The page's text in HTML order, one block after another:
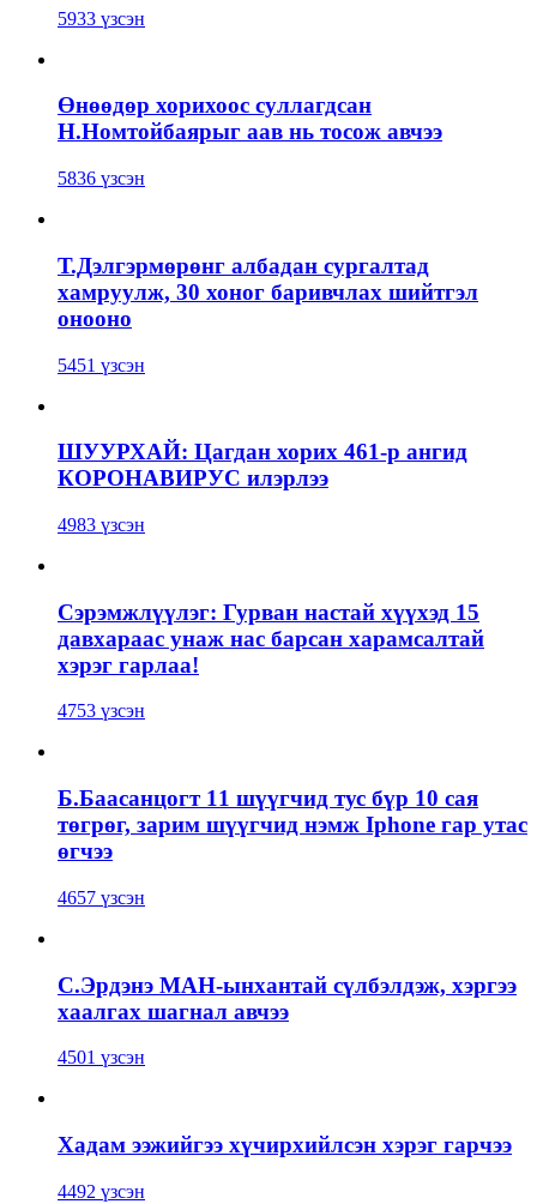
5933 үзсэн
Өнөөдөр хорихоос суллагдсан
Н.Номтойбаярыг аав нь тосож авчээ
5836 үзсэн
Т.Дэлгэрмөрөнг албадан сургалтад
хамруулж, 30 хоног баривчлах шийтгэл
онооно
5451 үзсэн
ШУУРХАЙ: Цагдан хорих 461-р ангид
КОРОНАВИРУС илэрлээ
4983 үзсэн
Сэрэмжлүүлэг: Гурван настай хүүхэд 15
давхараас унаж нас барсан харамсалтай
хэрэг гарлаа!
4753 үзсэн
Б.Баасанцогт 11 шүүгчид тус бүр 10 сая
төгрөг, зарим шүүгчид нэмж Iphone гар утас
өгчээ
4657 үзсэн
С.Эрдэнэ МАН-ынхантай сүлбэлдэж, хэргээ
хаалгах шагнал авчээ
4501 үзсэн
Хадам ээжийгээ хүчирхийлсэн хэрэг гарчээ
4492 үзсэн